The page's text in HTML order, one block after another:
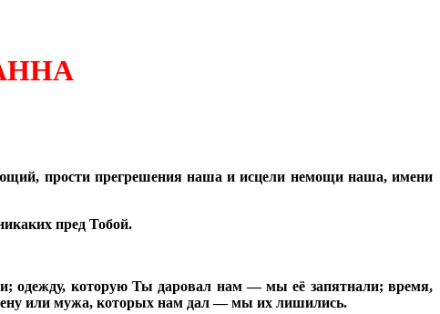
прости прегрешения наша и исцели немощи наша, имени
пред Тобой.
одежду, которую Ты даровал нам — мы её запятнали; время,
или мужа, которых нам дал — мы их лишились.